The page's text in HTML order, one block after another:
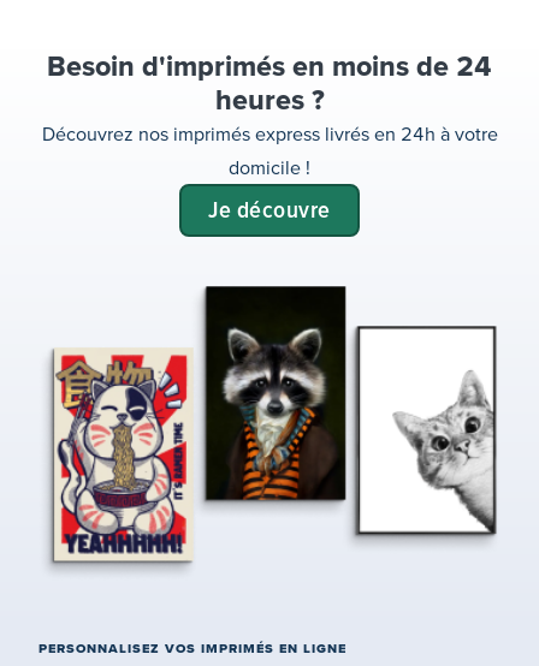
Besoin d'imprimés en moins de 24
heures ?
Découvrez nos imprimés express livrés en 24h à votre
domicile !
Je découvre
PERSONNALISEZ VOS IMPRIMÉS EN LIGNE